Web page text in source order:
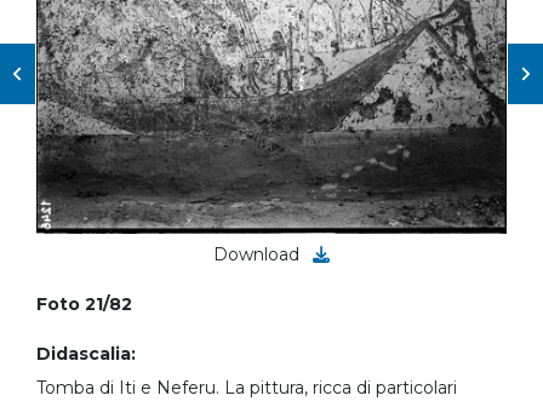
Download
Foto 21/82
Didascalia:
Tomba di Iti e Neferu. La pittura, ricca di particolari